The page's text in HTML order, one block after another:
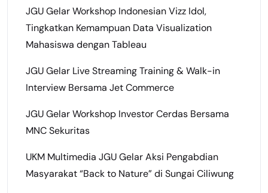
JGU Gelar Workshop Indonesian Vizz Idol,
Tingkatkan Kemampuan Data Visualization
Mahasiswa dengan Tableau
JGU Gelar Live Streaming Training & Walk-in
Interview Bersama Jet Commerce
JGU Gelar Workshop Investor Cerdas Bersama
MNC Sekuritas
UKM Multimedia JGU Gelar Aksi Pengabdian
Masyarakat “Back to Nature” di Sungai Ciliwung